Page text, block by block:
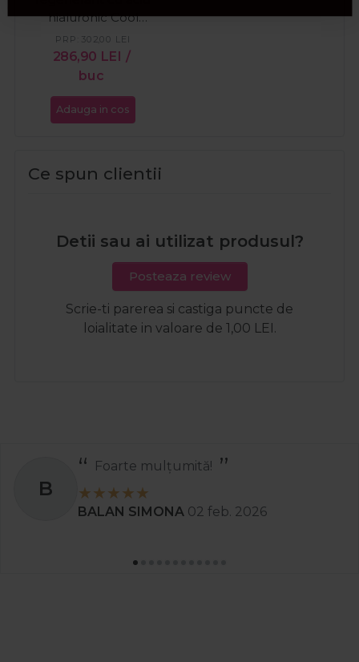
hialuronic Cool
Down 100ml
286,90 LEI /
buc
PRP: 302,00 LEI
Adauga in cos
Ce spun clientii
Detii sau ai utilizat produsul?
Posteaza review
Scrie-ti parerea si castiga puncte de
loialitate in valoare de 1,00 LEI.
B
Foarte mulțumită!
BALAN SIMONA 02 feb. 2026